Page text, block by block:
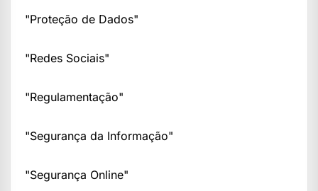
"Proteção de Dados"
"Redes Sociais"
"Regulamentação"
"Segurança da Informação"
"Segurança Online"